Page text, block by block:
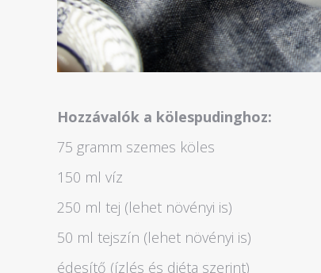
Hozzávalók a kölespudinghoz:
75 gramm szemes köles
150 ml víz
250 ml tej (lehet növényi is)
50 ml tejszín (lehet növényi is)
édesítő (ízlés és diéta szerint)